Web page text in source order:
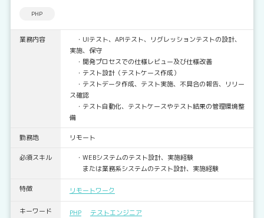
PHP
業務内容
・UIテスト、APIテスト、リグレッションテストの設計、
実施、保守
・開発プロセスでの仕様レビュー及び仕様改善
・テスト設計（テストケース作成）
・テストデータ作成、テスト実施、不具合の報告、リリー
ス確認
・テスト自動化、テストケースやテスト結果の管理環境整
備
勤務地 リモート
必須スキル
・WEBシステムのテスト設計、実施経験
または業務系システムのテスト設計、実施経験
特徴 リモートワーク
キーワード PHP テストエンジニア